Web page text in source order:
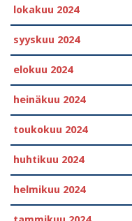
lokakuu 2024
syyskuu 2024
elokuu 2024
heinäkuu 2024
toukokuu 2024
huhtikuu 2024
helmikuu 2024